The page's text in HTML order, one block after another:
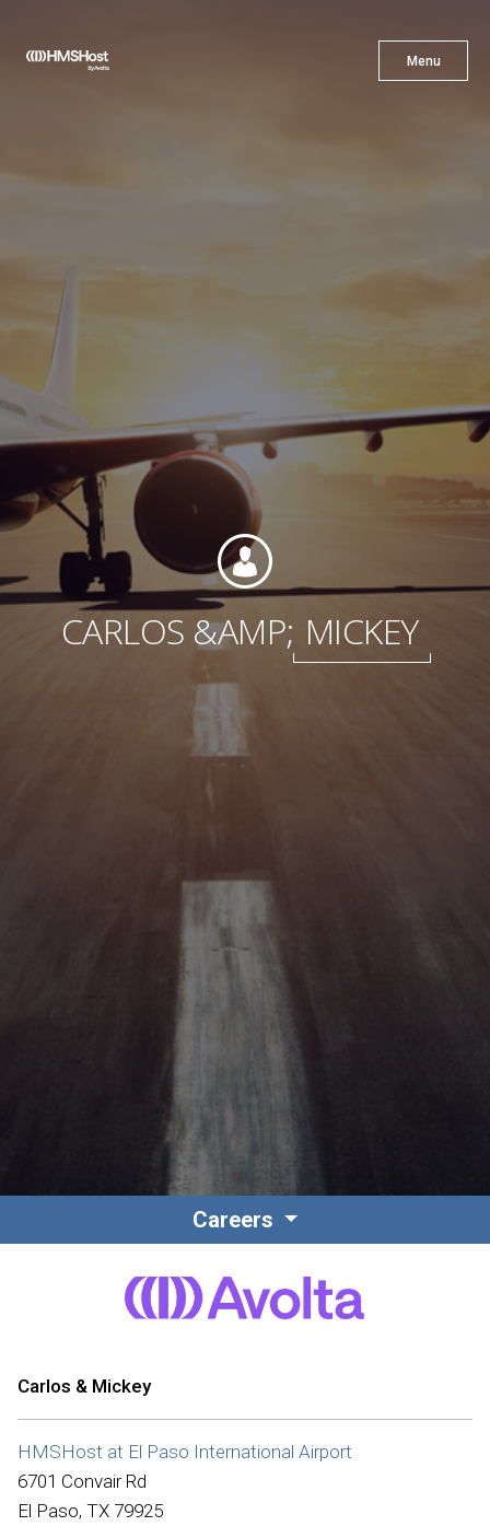
Menu
X
Asóciate con Nosotros
Carreras
Fundación
Sustentabilidad
Noticias
Contacto
Colaboradores
CARLOS &AMP; MICKEY
Careers
Carlos & Mickey
HMSHost at El Paso International Airport
6701 Convair Rd
El Paso, TX 79925